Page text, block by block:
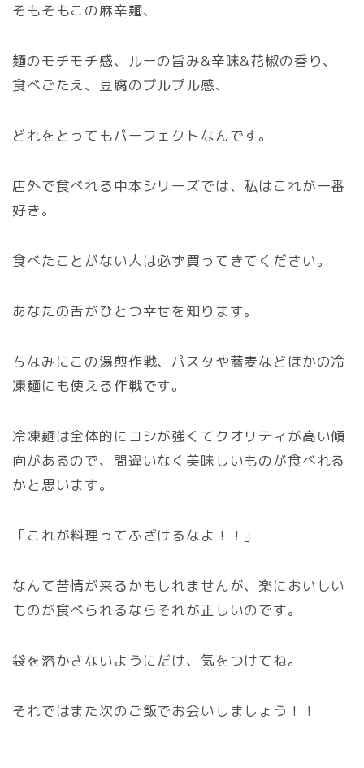
そもそもこの麻辛麺、
麺のモチモチ感、ルーの旨み&辛味&花椒の香り、
食べごたえ、豆腐のプルプル感、
どれをとってもパーフェクトなんです。
店外で食べれる中本シリーズでは、私はこれが一番
好き。
食べたことがない人は必ず買ってきてください。
あなたの舌がひとつ幸せを知ります。
ちなみにこの湯煎作戦、パスタや蕎麦などほかの冷
凍麺にも使える作戦です。
冷凍麺は全体的にコシが強くてクオリティが高い傾
向があるので、間違いなく美味しいものが食べれる
かと思います。
「これが料理ってふざけるなよ！！」
なんて苦情が来るかもしれませんが、楽においしい
ものが食べられるならそれが正しいのです。
袋を溶かさないようにだけ、気をつけてね。
それではまた次のご飯でお会いしましょう！！